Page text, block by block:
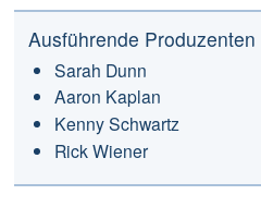
Ausführende Produzenten
Sarah Dunn
Aaron Kaplan
Kenny Schwartz
Rick Wiener